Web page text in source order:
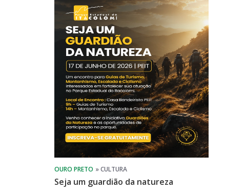
Seja um guardião da natureza